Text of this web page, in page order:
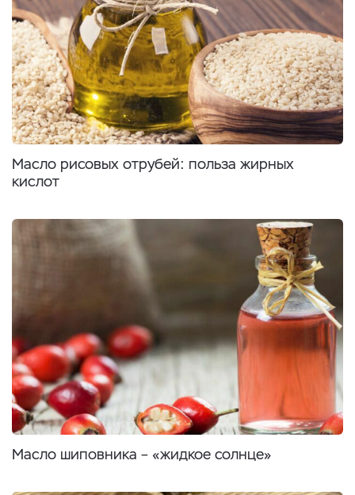
Масло рисовых отрубей: польза жирных
кислот
Масло шиповника – «жидкое солнце»